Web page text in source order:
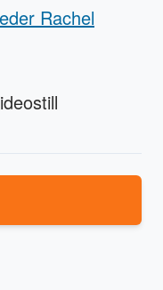
Rachel